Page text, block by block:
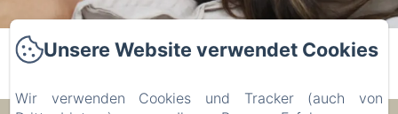
Unsere Website verwendet Cookies
Wir verwenden Cookies und Tracker (auch von